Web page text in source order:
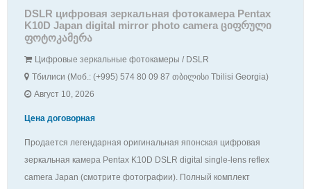
DSLR цифровая зеркальная фотокамера Pentax
K10D Japan digital mirror photo camera ციფრული
ფოტოკამერა
Цифровые зеркальные фотокамеры / DSLR
Тбилиси (Моб.: (+995) 574 80 09 87 თბილისი Tbilisi Georgia)
Август 10, 2026
Цена договорная
Продается легендарная оригинальная японская цифровая
зеркальная камера Pentax K10D DSLR digital single-lens reflex
camera Japan (смотрите фотографии). Полный комплект